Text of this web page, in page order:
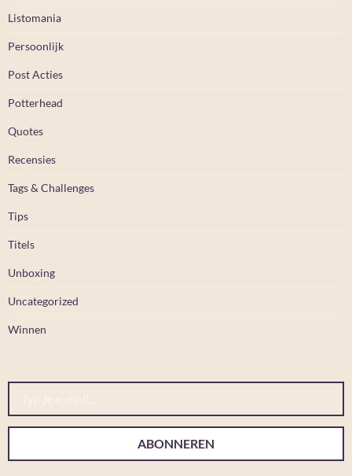
Listomania
Persoonlijk
Post Acties
Potterhead
Quotes
Recensies
Tags & Challenges
Tips
Titels
Unboxing
Uncategorized
Winnen
Typ je e-mail...
ABONNEREN